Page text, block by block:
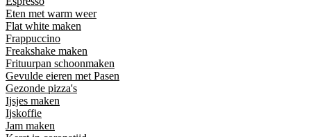
Eten met warm weer
Flat white maken
Frappuccino
Freakshake maken
Frituurpan schoonmaken
Gevulde eieren met Pasen
Gezonde pizza's
Ijsjes maken
Ijskoffie
Jam maken